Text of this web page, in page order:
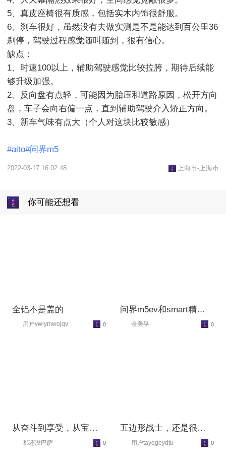
5、真皮座椅很有质感，包括实木内饰很舒服。
6、刹车很好，虽然没有去做实测是不是能达到百公里36
刹停，驾驶过程感觉随叫随到，很有信心。
缺点：
1、时速100以上，辅助驾驶感觉比较拉胯，期待后续能
够升级加强。
2、反向盘有点轻，可能因为胎压和道路原因，松开方向
盘，车子会向右偏一点，直到辅助驾驶介入矫正方向。
3、新车气味有点大（个人对这块比较敏感）
#aito#问界m5
2022-03-17 16:02:48 上海市-上海市
你可能还想看
全铝不是盖的
用户vwlymwojqv 0
问界m5ev和smart精灵1
选哪个呢？
金美孚 0
从奋斗到享受，从宝骏
560置换问界m5
都还没巴萨 0
五边形战士，还是很值
得推荐的
用户tayqgeydtu 0